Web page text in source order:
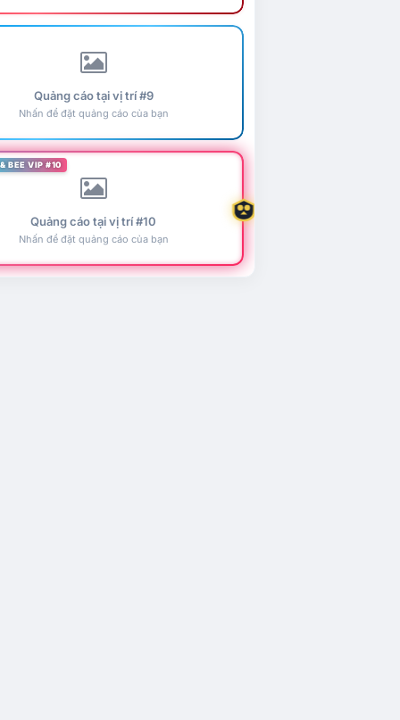
Quảng cáo tại vị trí #9
Nhấn để đặt quảng cáo của bạn
BEE VIP #10
Quảng cáo tại vị trí #10
Nhấn để đặt quảng cáo của bạn